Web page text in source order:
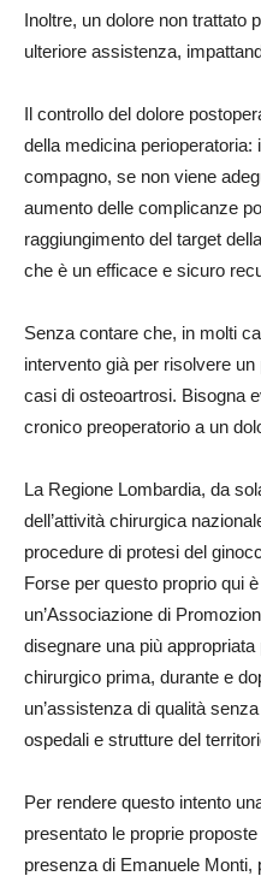
Inoltre, un dolore non trattato
ulteriore assistenza,
Il controllo del dolore
della medicina
compagno, se non viene
aumento delle complicanze
raggiungimento del target
che è un efficace e sicuro
Senza contare che, in molti
intervento già per risolvere
casi di osteoartrosi. Bisogna
cronico preoperatorio a un
La Regione Lombardia, da
dell’attività chirurgica
procedure di protesi del
Forse per questo proprio qui
un’Associazione di
disegnare una più
chirurgico prima, durante e
un’assistenza di qualità
ospedali e strutture del
Per rendere questo intento
presentato le proprie
presenza di Emanuele